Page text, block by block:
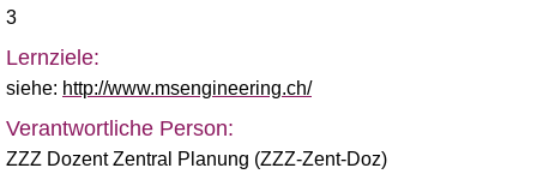
3
Lernziele:
siehe: http://www.msengineering.ch/
Verantwortliche Person:
ZZZ Dozent Zentral Planung (ZZZ-Zent-Doz)